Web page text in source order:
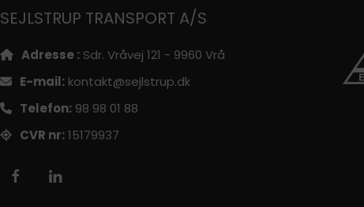
SEJLSTRUP TRANSPORT A/S
Adresse : Sdr. Vråvej 121 - 9960 Vrå
E-mail: kontakt@sejlstrup.dk
Telefon: 98 98 01 88
CVR nr: 15179937